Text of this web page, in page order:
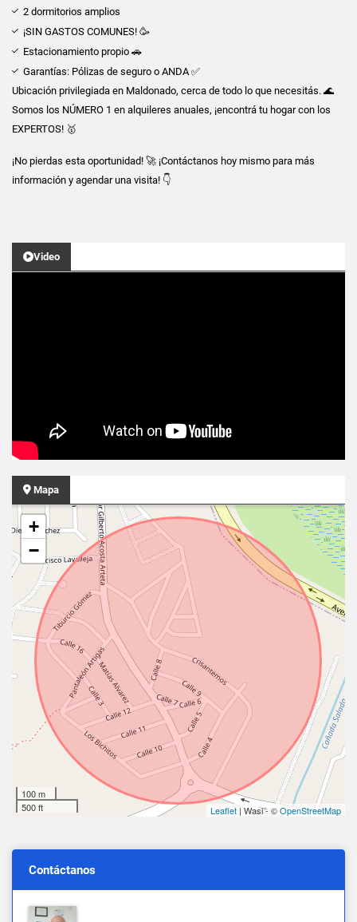
2 dormitorios amplios
¡SIN GASTOS COMUNES! 🥳
Estacionamiento propio 🚗
Garantías: Pólizas de seguro o ANDA ✅
Ubicación privilegiada en Maldonado, cerca de todo lo que necesitás. 🌊
Somos los NÚMERO 1 en alquileres anuales, ¡encontrá tu hogar con los
EXPERTOS! 🥇
¡No pierdas esta oportunidad! 🚀 ¡Contáctanos hoy mismo para más
información y agendar una visita! 👇
Video
Mapa
+
−
100 m
500 ft
Leaflet | Wasi - ©OpenStreetMap
Contáctanos